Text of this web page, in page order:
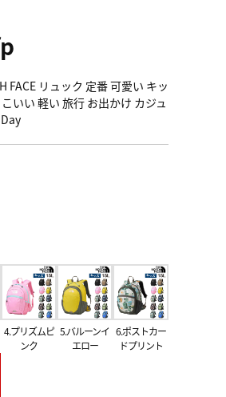
FACE リュック 定番 可愛い キッ
いい 軽い 旅行 お出かけ カジュ
4.プリズムピ
ンク
5.バルーンイ
エロー
6.ポストカー
ドプリント